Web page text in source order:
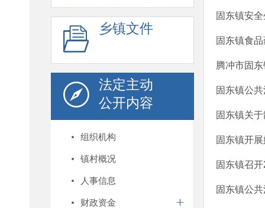
乡镇文件
法定主动
公开内容
组织机构
镇村概况
人事信息
财政资金
固东镇安
固东镇食
腾冲市固
固东镇公
固东镇关
固东镇开
固东镇召
固东镇公